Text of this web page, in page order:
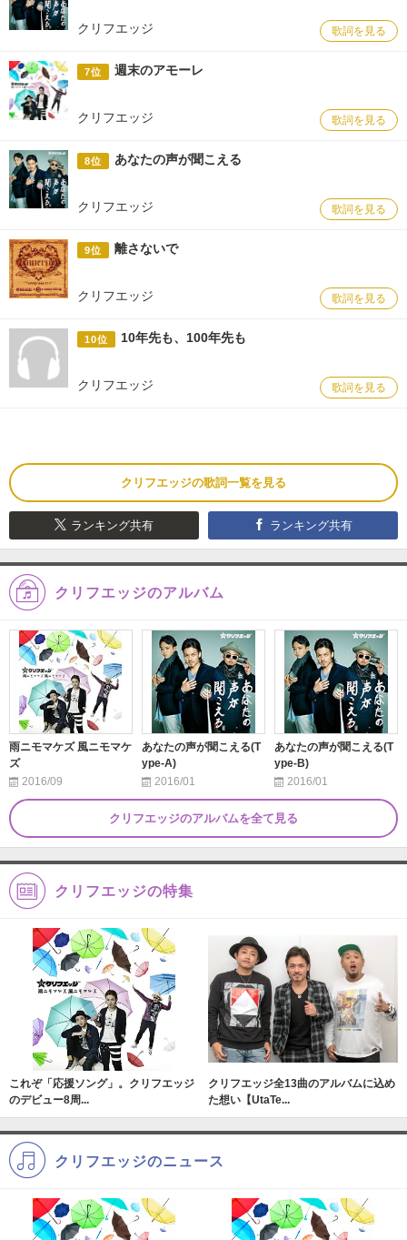
クリフエッジ 歌詞を見る
7位 週末のアモーレ
クリフエッジ 歌詞を見る
8位 あなたの声が聞こえる
クリフエッジ 歌詞を見る
9位 離さないで
クリフエッジ 歌詞を見る
10位 10年先も、100年先も
クリフエッジ 歌詞を見る
クリフエッジの歌詞一覧を見る
ランキング共有 ランキング共有
クリフエッジのアルバム
雨ニモマケズ 風ニモマケ
ズ
2016/09
あなたの声が聞こえる(T
ype-A)
2016/01
あなたの声が聞こえる(T
ype-B)
2016/01
クリフエッジのアルバムを全て見る
クリフエッジの特集
これぞ「応援ソング」。クリフエッジ
のデビュー8周...
クリフエッジ全13曲のアルバムに込め
た想い【UtaTe...
クリフエッジのニュース